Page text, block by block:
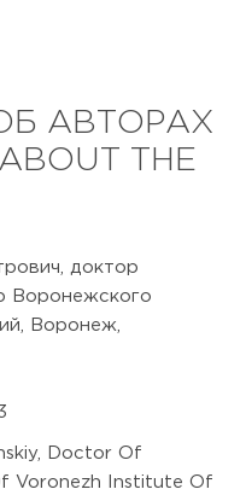
АВТОРАХ
THE
доктор
Воронежского
Воронеж,
Doctor Of
Voronezh Institute Of